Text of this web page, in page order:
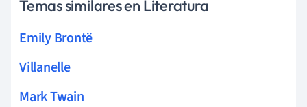
Temas similares en Literatura
Emily Brontë
Villanelle
Mark Twain